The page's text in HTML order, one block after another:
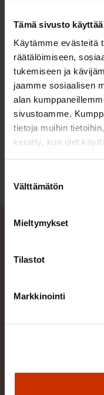
Tämä sivusto
Käytämme evästeitä
räätälöimiseen,
tukemiseen ja
jaamme sosiaalisen
alan
sivustoamme.
tietoja muihin
kerätty, kun olet
valinta
Välttämätön
Mieltymykset
Tilastot
Markkinointi
se, että
kouluttaminen ja
haasteiden
työnantajien kuin
Tutkimuksen
Tutkimus perustuu
Kysy tästä